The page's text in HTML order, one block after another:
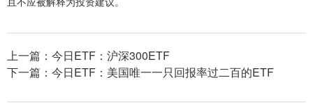
上一篇： 今日ETF：沪深300ETF
下一篇： 今日ETF：美国唯一一只回报率过二百的ETF